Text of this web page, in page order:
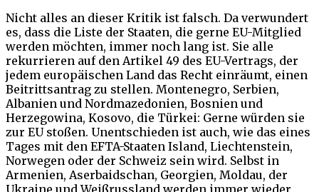
Nicht alles an dieser Kritik ist falsch. Da verwundert
es, dass die Liste der Staaten, die gerne EU-Mitglied
werden möchten, immer noch lang ist. Sie alle
rekurrieren auf den Artikel 49 des EU-Vertrags, der
jedem europäischen Land das Recht einräumt, einen
Beitrittsantrag zu stellen. Montenegro, Serbien,
Albanien und Nordmazedonien, Bosnien und
Herzegowina, Kosovo, die Türkei: Gerne würden sie
zur EU stoßen. Unentschieden ist auch, wie das eines
Tages mit den EFTA-Staaten Island, Liechtenstein,
Norwegen oder der Schweiz sein wird. Selbst in
Armenien, Aserbaidschan, Georgien, Moldau, der
Ukraine und Weißrussland werden immer wieder